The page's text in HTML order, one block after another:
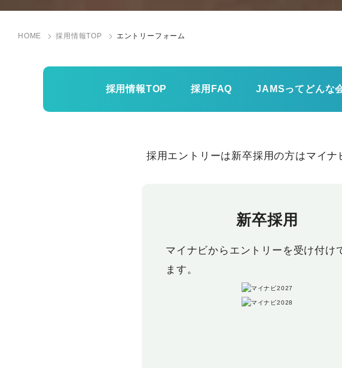
HOME 採用情報TOP エントリーフォーム
採用情報TOP 採用FAQ JAMSってどんな
採用エントリーは新卒採用の方はマイ
新卒採用
マイナビからエントリーを受け付け
ます。